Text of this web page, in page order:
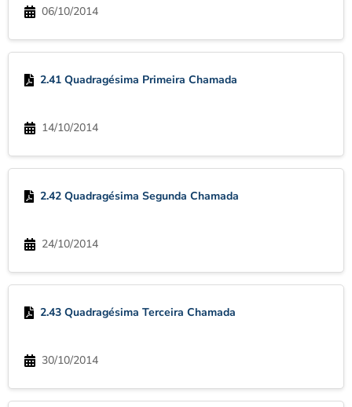
06/10/2014
2.41 Quadragésima Primeira Chamada
14/10/2014
2.42 Quadragésima Segunda Chamada
24/10/2014
2.43 Quadragésima Terceira Chamada
30/10/2014